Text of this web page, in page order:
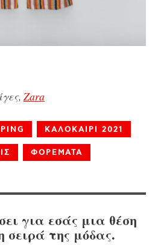
Zara
ΚΑΛΟΚΑΙΡΙ 2021
ΦΟΡΕΜΑΤΑ
για εσάς μια θέση
σειρά της μόδας.